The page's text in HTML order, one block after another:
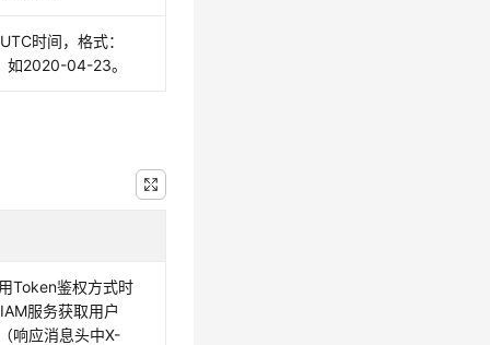
时间，格式：
如2020-04-23。
Token鉴权方式时
服务获取用户
响应消息头中X-